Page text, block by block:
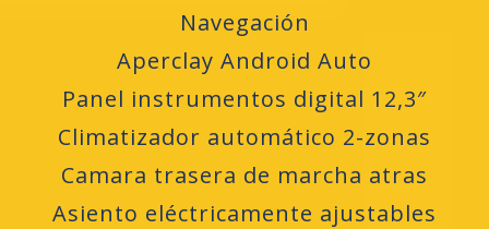
Navegación
Aperclay Android Auto
Panel instrumentos digital 12,3″
Climatizador automático 2-zonas
Camara trasera de marcha atras
Asiento eléctricamente ajustables